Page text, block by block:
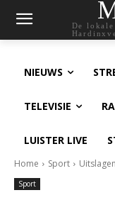
De
NIEUWS
TELEVISIE
LUISTER LIVE
Home Sport
Sport